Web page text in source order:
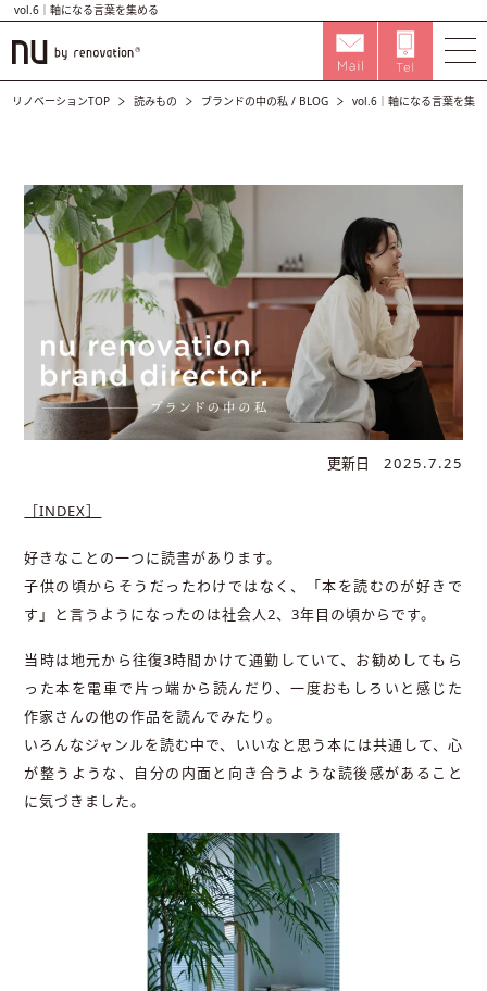
vol.6｜軸になる言葉を集める
リノベーションTOP 読みもの ブランドの中の私 / BLOG vol.6｜軸になる言葉を集
更新日 2025.7.25
［INDEX］
好きなことの一つに読書があります。
子供の頃からそうだったわけではなく、「本を読むのが好きで
す」と言うようになったのは社会人2、3年目の頃からです。
当時は地元から往復3時間かけて通勤していて、お勧めしてもら
った本を電車で片っ端から読んだり、一度おもしろいと感じた
作家さんの他の作品を読んでみたり。
いろんなジャンルを読む中で、いいなと思う本には共通して、心
が整うような、自分の内面と向き合うような読後感があること
に気づきました。